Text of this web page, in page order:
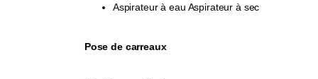
Aspirateur à eau Aspirateur à sec
Pose de carreaux